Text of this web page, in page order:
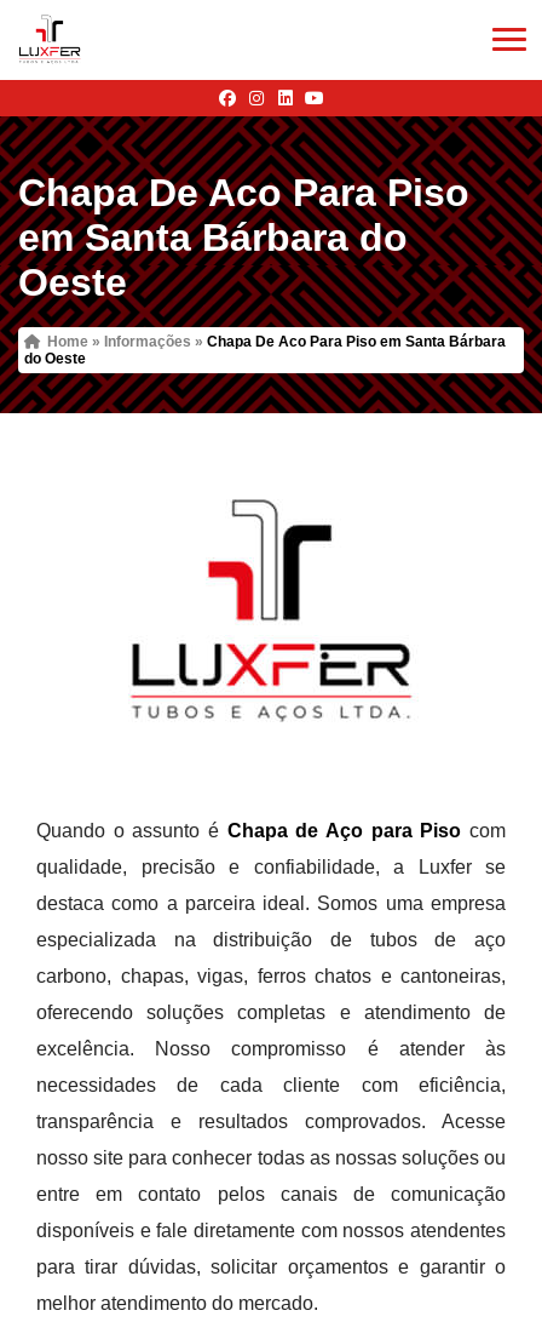
Chapa De Aco Para Piso
em Santa Bárbara do
Oeste
Home » Informações » Chapa De Aco Para Piso em Santa Bárbara
do Oeste
Quando o assunto é Chapa de Aço para Piso com
qualidade, precisão e confiabilidade, a Luxfer se
destaca como a parceira ideal. Somos uma empresa
especializada na distribuição de tubos de aço
carbono, chapas, vigas, ferros chatos e cantoneiras,
oferecendo soluções completas e atendimento de
excelência. Nosso compromisso é atender às
necessidades de cada cliente com eficiência,
transparência e resultados comprovados. Acesse
nosso site para conhecer todas as nossas soluções ou
entre em contato pelos canais de comunicação
disponíveis e fale diretamente com nossos atendentes
para tirar dúvidas, solicitar orçamentos e garantir o
melhor atendimento do mercado.